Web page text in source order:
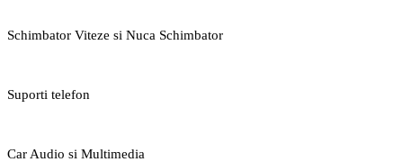
Schimbator Viteze si Nuca Schimbator
Suporti telefon
Car Audio si Multimedia